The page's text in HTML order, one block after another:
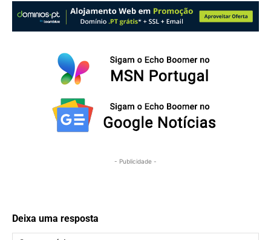
- Publicidade -
Deixa uma resposta